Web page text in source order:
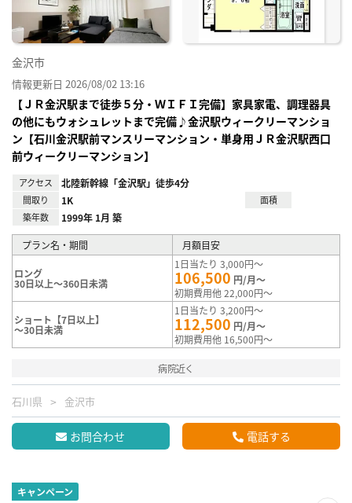
金沢市
情報更新日 2026/08/02 13:16
【ＪＲ金沢駅まで徒歩５分・ＷＩＦＩ完備】家具家電、調理器具
の他にもウォシュレットまで完備♪金沢駅ウィークリーマンショ
ン【石川金沢駅前マンスリーマンション・単身用ＪＲ金沢駅西口
前ウィークリーマンション】
アクセス 北陸新幹線「金沢駅」徒歩4分
間取り 1K
面積
築年数
1999年 1月 築
プラン名・期間 月額目安
ロング
30日以上～360日未満
1日当たり 3,000円～
106,500 円/月～
初期費用他 22,000円～
ショート【7日以上】
～30日未満
1日当たり 3,200円～
112,500 円/月～
初期費用他 16,500円～
病院近く
石川県 金沢市
お問合わせ 電話する
キャンペーン